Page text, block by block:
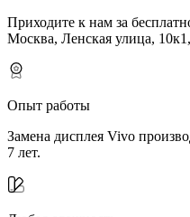
Приходите к нам за
Москва, Ленская улица, 10к1,
Опыт работы
Замена дисплея Vivo
7 лет.